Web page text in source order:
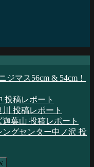
ジマス56cm & 54cm！
投稿レポート
投稿レポート
迦葉山 投稿レポート
グセンター中ノ沢 投